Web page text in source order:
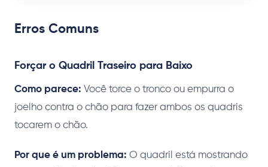
Erros Comuns
Forçar o Quadril Traseiro para Baixo
Como parece: Você torce o tronco ou empurra o
joelho contra o chão para fazer ambos os quadris
tocarem o chão.
Por que é um problema: O quadril está mostrando